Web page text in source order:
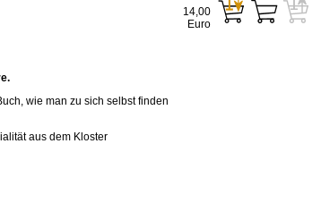
wie man zu sich selbst finden
aus dem Kloster
14,00
Euro